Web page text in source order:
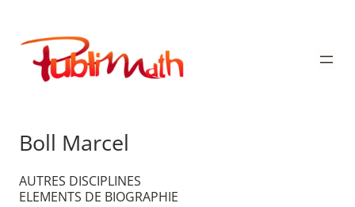
contenu
Publimath
Boll Marcel
AUTRES DISCIPLINES
ELEMENTS DE BIOGRAPHIE